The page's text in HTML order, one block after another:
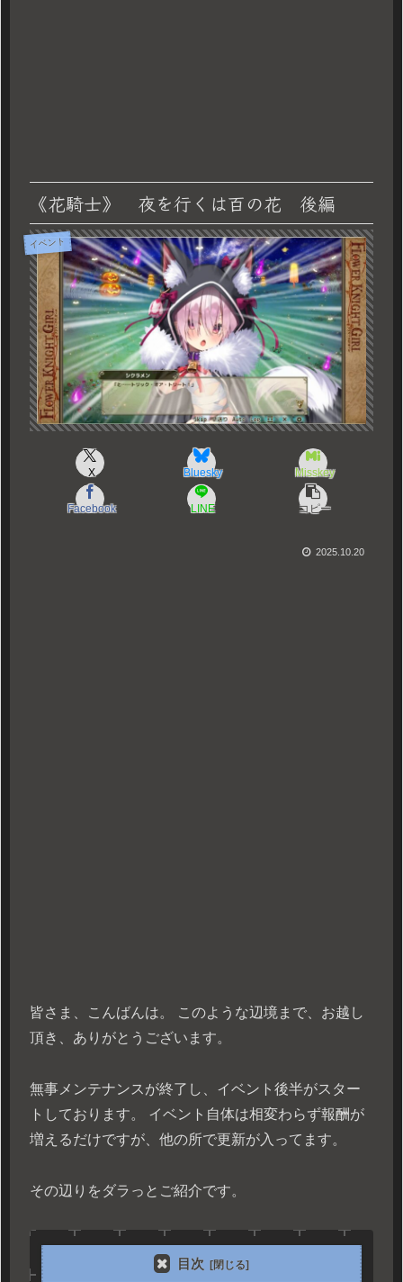
《花騎士》 夜を行くは百の花 後編
イベント
X Bluesky Misskey
Facebook LINE コピー
2025.10.20
皆さま、こんばんは。 このような辺境まで、お越し
頂き、ありがとうございます。
無事メンテナンスが終了し、イベント後半がスター
トしております。 イベント自体は相変わらず報酬が
増えるだけですが、他の所で更新が入ってます。
その辺りをダラっとご紹介です。
目次